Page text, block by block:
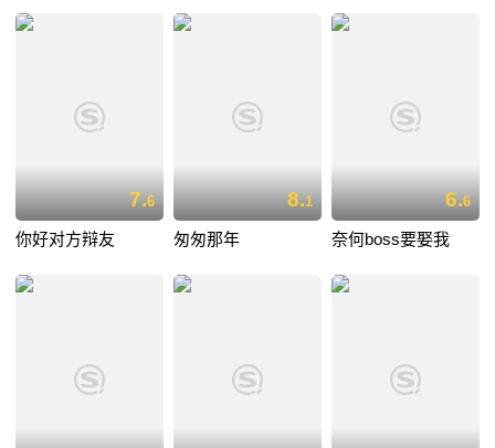
7.6
你好对方辩友
8.1
匆匆那年
6.6
奈何boss要娶我